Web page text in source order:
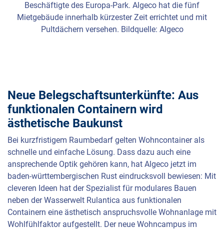
Beschäftigte des Europa-Park. Algeco hat die fünf
Mietgebäude innerhalb kürzester Zeit errichtet und mit
Pultdächern versehen. Bildquelle: Algeco
Neue Belegschaftsunterkünfte: Aus
funktionalen Containern wird
ästhetische Baukunst
Bei kurzfristigem Raumbedarf gelten Wohncontainer als
schnelle und einfache Lösung. Dass dazu auch eine
ansprechende Optik gehören kann, hat Algeco jetzt im
baden-württembergischen Rust eindrucksvoll bewiesen: Mit
cleveren Ideen hat der Spezialist für modulares Bauen
neben der Wasserwelt Rulantica aus funktionalen
Containern eine ästhetisch anspruchsvolle Wohnanlage mit
Wohlfühlfaktor aufgestellt. Der neue Wohncampus im